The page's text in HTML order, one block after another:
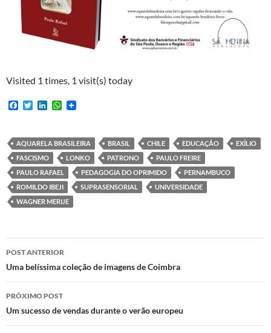
Visited 1 times, 1 visit(s) today
F
b
o
o
k
T
t
e
r
e
d
I
n
W
s
A
p
p
AQUARELA BRASILEIRA BRASIL CHILE EDUCAÇÃO
EXÍLIO
FASCISMO
LONKO PATRONO
PAULO FREIRE
PAULO RAFAEL
PEDAGOGIA DO OPRIMIDO
PERNAMBUCO
ROMILDO IBEJI
SUPRASENSORIAL
UNIVERSIDADE
WAGNER MERIJE
Navegação
de
posts
POST ANTERIOR
Uma belíssima coleção de imagens de Coimbra
PRÓXIMO POST
Um sucesso de vendas durante o verão europeu